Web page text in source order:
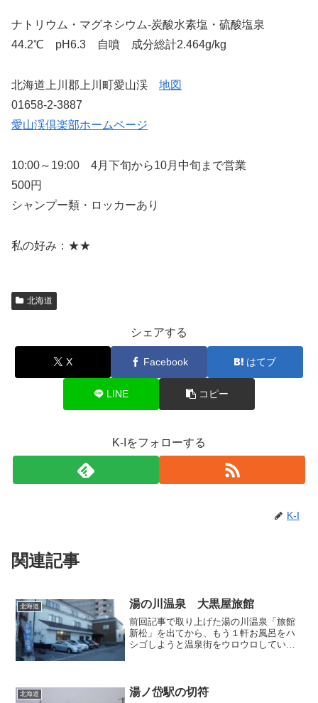
ナトリウム・マグネシウム-炭酸水素塩・硫酸塩泉
44.2℃ pH6.3 自噴 成分総計2.464g/kg
北海道上川郡上川町愛山渓 地図
01658-2-3887
愛山渓倶楽部ホームページ
10:00～19:00 4月下旬から10月中旬まで営業
500円
シャンプー類・ロッカーあり
私の好み：★★
北海道
シェアする
X Facebook はてブ
LINE コピー
K-Iをフォローする
K-I
関連記事
北海道 湯の川温泉 大黒屋旅館
前回記事で取り上げた湯の川温泉「旅館
新松」を出てから、もう１軒お風呂をハ
シゴしようと温泉街をウロウロしていた
た。 ロビーでは坊主頭の...
北海道 湯ノ岱駅の切符